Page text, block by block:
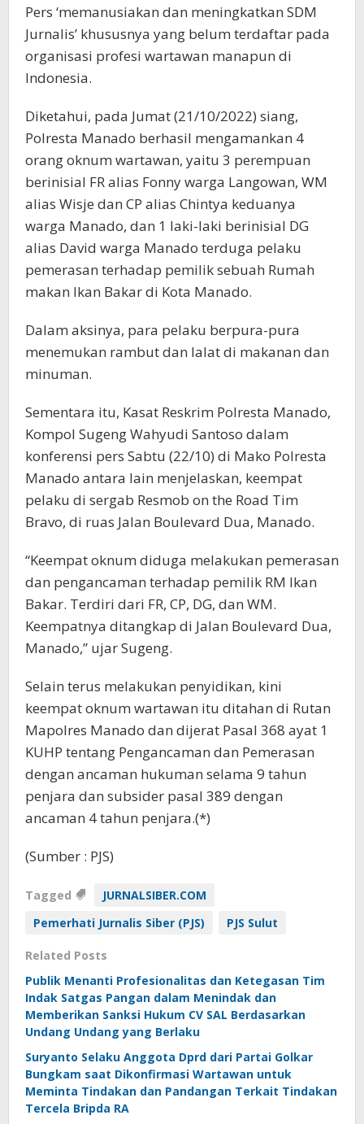
Pers ‘memanusiakan dan meningkatkan SDM
Jurnalis’ khususnya yang belum terdaftar pada
organisasi profesi wartawan manapun di
Indonesia.
Diketahui, pada Jumat (21/10/2022) siang,
Polresta Manado berhasil mengamankan 4
orang oknum wartawan, yaitu 3 perempuan
berinisial FR alias Fonny warga Langowan, WM
alias Wisje dan CP alias Chintya keduanya
warga Manado, dan 1 laki-laki berinisial DG
alias David warga Manado terduga pelaku
pemerasan terhadap pemilik sebuah Rumah
makan Ikan Bakar di Kota Manado.
Dalam aksinya, para pelaku berpura-pura
menemukan rambut dan lalat di makanan dan
minuman.
Sementara itu, Kasat Reskrim Polresta Manado,
Kompol Sugeng Wahyudi Santoso dalam
konferensi pers Sabtu (22/10) di Mako Polresta
Manado antara lain menjelaskan, keempat
pelaku di sergab Resmob on the Road Tim
Bravo, di ruas Jalan Boulevard Dua, Manado.
“Keempat oknum diduga melakukan pemerasan
dan pengancaman terhadap pemilik RM Ikan
Bakar. Terdiri dari FR, CP, DG, dan WM.
Keempatnya ditangkap di Jalan Boulevard Dua,
Manado,” ujar Sugeng.
Selain terus melakukan penyidikan, kini
keempat oknum wartawan itu ditahan di Rutan
Mapolres Manado dan dijerat Pasal 368 ayat 1
KUHP tentang Pengancaman dan Pemerasan
dengan ancaman hukuman selama 9 tahun
penjara dan subsider pasal 389 dengan
ancaman 4 tahun penjara.(*)
(Sumber : PJS)
Tagged
JURNALSIBER.COM
Pemerhati Jurnalis Siber (PJS)
PJS Sulut
Related Posts
Publik Menanti Profesionalitas dan Ketegasan Tim
Indak Satgas Pangan dalam Menindak dan
Memberikan Sanksi Hukum CV SAL Berdasarkan
Undang Undang yang Berlaku
Suryanto Selaku Anggota Dprd dari Partai Golkar
Bungkam saat Dikonfirmasi Wartawan untuk
Meminta Tindakan dan Pandangan Terkait Tindakan
Tercela Bripda RA